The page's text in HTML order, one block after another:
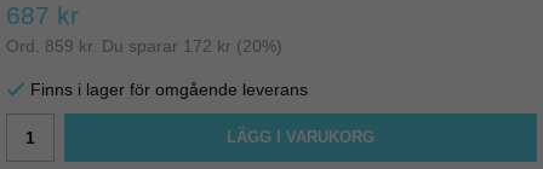
687 kr
Ord. 859 kr . Du sparar 172 kr (20%)
Finns i lager för omgående leverans
LÄGG I VARUKORG